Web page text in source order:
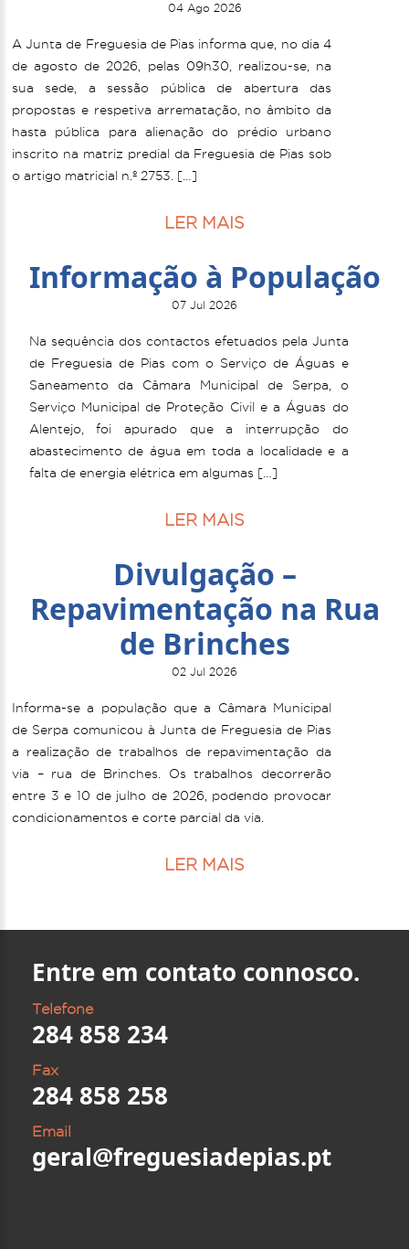
04 Ago 2026
A Junta de Freguesia de Pias informa que, no dia 4
de agosto de 2026, pelas 09h30, realizou-se, na
sua sede, a sessão pública de abertura das
propostas e respetiva arrematação, no âmbito da
hasta pública para alienação do prédio urbano
inscrito na matriz predial da Freguesia de Pias sob
o artigo matricial n.º 2753. […]
LER MAIS
Informação à População
07 Jul 2026
Na sequência dos contactos efetuados pela Junta
de Freguesia de Pias com o Serviço de Águas e
Saneamento da Câmara Municipal de Serpa, o
Serviço Municipal de Proteção Civil e a Águas do
Alentejo, foi apurado que a interrupção do
abastecimento de água em toda a localidade e a
falta de energia elétrica em algumas […]
LER MAIS
Divulgação –
Repavimentação na Rua
de Brinches
02 Jul 2026
Informa-se a população que a Câmara Municipal
de Serpa comunicou à Junta de Freguesia de Pias
a realização de trabalhos de repavimentação da
via – rua de Brinches. Os trabalhos decorrerão
entre 3 e 10 de julho de 2026, podendo provocar
condicionamentos e corte parcial da via.
LER MAIS
Entre em contato connosco.
Telefone
284 858 234
Fax
284 858 258
Email
geral@freguesiadepias.pt